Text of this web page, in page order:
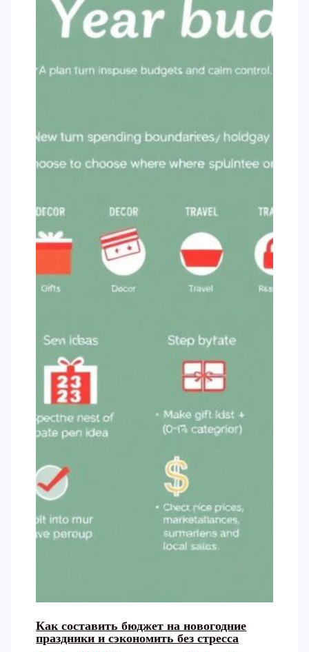
Как составить бюджет на новогодние
праздники и сэкономить без стресса